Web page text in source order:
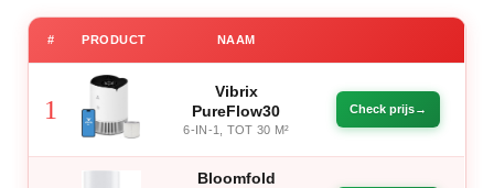
# PRODUCT NAAM
1
Vibrix
PureFlow30
6-IN-1, TOT 30 M²
Check prijs
Bloomfold